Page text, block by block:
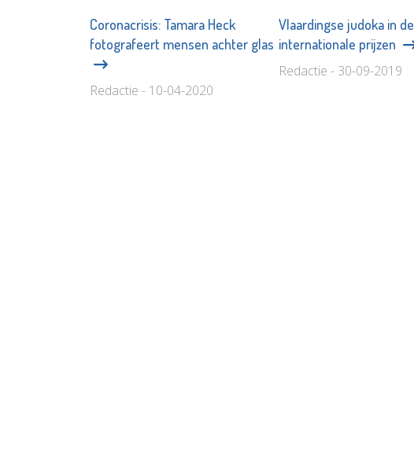
Coronacrisis: Tamara Heck
fotografeert mensen achter glas
Redactie - 10-04-2020
Vlaardingse judoka in de
internationale prijzen
Redactie - 30-09-2019